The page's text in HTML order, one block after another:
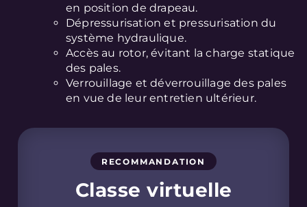
RECOMMANDATION
Classe virtuelle
en position de drapeau.
Dépressurisation et pressurisation du
système hydraulique.
Accès au rotor, évitant la charge statique
des pales.
Verrouillage et déverrouillage des pales
en vue de leur entretien ultérieur.